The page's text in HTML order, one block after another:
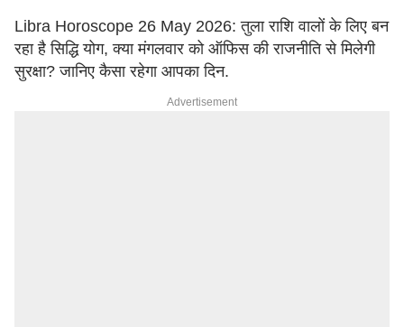
Libra Horoscope 26 May 2026: तुला राशि वालों के लिए बन
रहा है सिद्धि योग, क्या मंगलवार को ऑफिस की राजनीति से मिलेगी
सुरक्षा? जानिए कैसा रहेगा आपका दिन.
Advertisement